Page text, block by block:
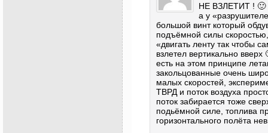
НЕ ВЗЛЕТИТ ! 🙂
а у
большой винт который
подъёмной силы
«двигать ленту так чтобы
взлетел вертикально вверх
есть на этом принципе
закольцованные очень
малых скоростей,
ТВРД и поток воздуха
поток забирается тоже
подьёмной силе, топлива
горизонтального полёта